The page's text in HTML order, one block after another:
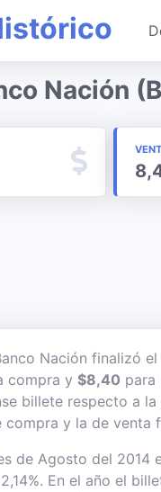
Nación
Nación finalizó el
compra y $8,40 para
billete respecto a
compra y la de venta
de Agosto del 2014
En el año el